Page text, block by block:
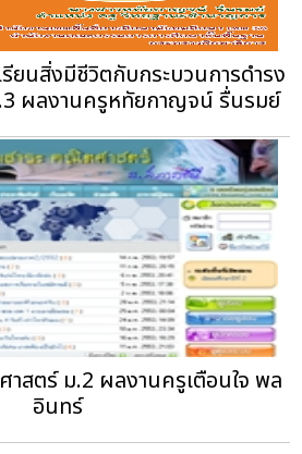
รียนสิ่งมีชีวิตกับกระบวนการดำรง
ผลงานครูหทัยกาญจน์ รื่นรมย์
นครูเตือนใจ พล
อินทร์